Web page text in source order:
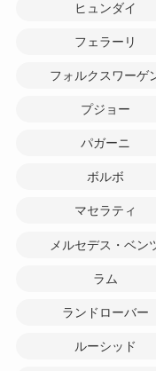
ヒュンダイ
フェラーリ
フォルクスワーゲ
プジョー
パガーニ
ボルボ
マセラティ
メルセデス・ベン
ラム
ランドローバー
ルーシッド